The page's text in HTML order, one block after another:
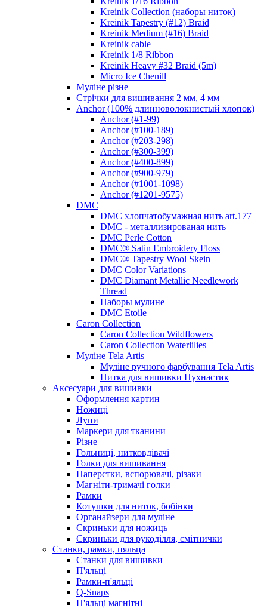
Kreinik Collection (наборы ниток)
Kreinik Tapestry (#12) Braid
Kreinik Medium (#16) Braid
Kreinik cable
Kreinik 1/8 Ribbon
Kreinik Heavy #32 Braid (5m)
Micro Ice Chenill
Муліне різне
Стрічки для вишивання 2 мм, 4 мм
Anchor (100% длинноволокнистый хлопок)
Anchor (#1-99)
Anchor (#100-189)
Anchor (#203-298)
Anchor (#300-399)
Anchor (#400-899)
Anchor (#900-979)
Anchor (#1001-1098)
Anchor (#1201-9575)
DMC
DMC хлопчатобумажная нить art.177
DMC - металлизированая нить
DMC Perle Cotton
DMC® Satin Embroidery Floss
DMC® Tapestry Wool Skein
DMC Color Variations
DMC Diamant Metallic Needlework
Thread
Наборы мулине
DMC Etoile
Caron Collection
Caron Collection Wildflowers
Caron Collection Waterlilies
Муліне Tela Artis
Муліне ручного фарбування Tela Artis
Нитка для вишивки Пухнастик
Аксесуари для вишивки
Оформлення картин
Ножиці
Лупи
Маркери для тканини
Різне
Гольниці, нитковдівачі
Голки для вишивання
Наперстки, вспорювачі, різаки
Магніти-тримачі голки
Рамки
Котушки для ниток, бобінки
Органайзери для муліне
Скриньки для ножиць
Скриньки для рукоділля, смітнички
Станки, рамки, пяльца
Станки для вишивки
П'яльці
Рамки-п'яльці
Q-Snaps
П'яльці магнітні